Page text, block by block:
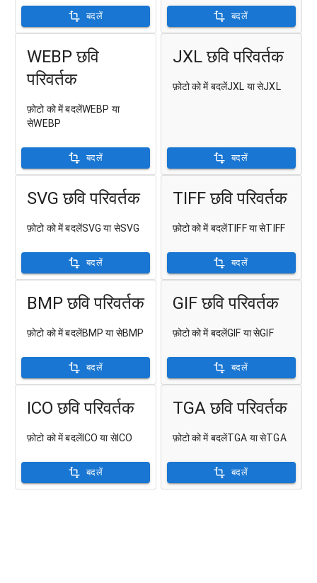
बदलें बदलें
WEBP छवि
परिवर्तक
फ़ोटो को में बदलेंWEBP या
सेWEBP
बदलें
JXL छवि परिवर्तक
फ़ोटो को में बदलेंJXL या सेJXL
बदलें
SVG छवि परिवर्तक
फ़ोटो को में बदलेंSVG या सेSVG
बदलें
TIFF छवि परिवर्तक
फ़ोटो को में बदलेंTIFF या सेTIFF
बदलें
BMP छवि परिवर्तक
फ़ोटो को में बदलेंBMP या सेBMP
बदलें
GIF छवि परिवर्तक
फ़ोटो को में बदलेंGIF या सेGIF
बदलें
ICO छवि परिवर्तक
फ़ोटो को में बदलेंICO या सेICO
बदलें
TGA छवि परिवर्तक
फ़ोटो को में बदलेंTGA या सेTGA
बदलें